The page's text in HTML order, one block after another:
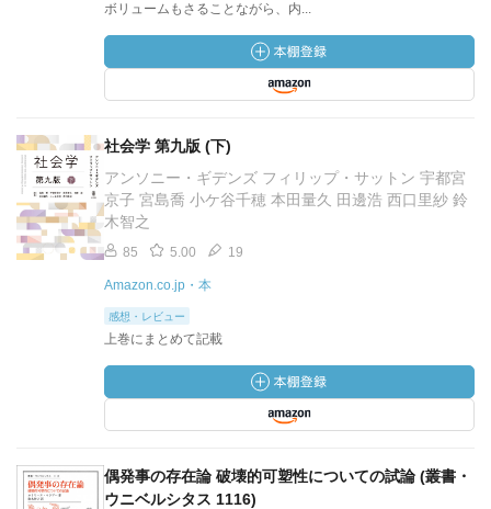
ボリュームもさることながら、内...
社会学 第九版 (下)
アンソニー・ギデンズ フィリップ・サットン 宇都宮
京子 宮島喬 小ケ谷千穂 本田量久 田邊浩 西口里紗 鈴
木智之
85 5.00 19
Amazon.co.jp・本
感想・レビュー
上巻にまとめて記載
偶発事の存在論 破壊的可塑性についての試論 (叢書・
ウニベルシタス 1116)